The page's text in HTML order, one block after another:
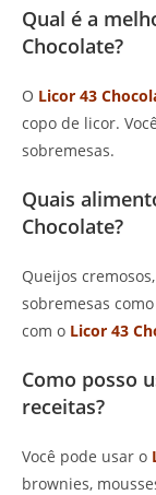
Qual é a
Chocolate?
O Licor 43
copo de licor.
sobremesas.
Quais
Chocolate?
Queijos
sobremesas
com o Licor 43
Como posso
receitas?
Você pode usar o
brownies,